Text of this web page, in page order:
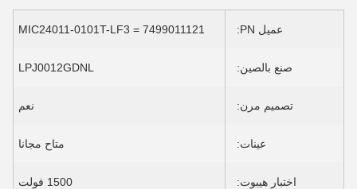
عميل PN: 7499011121 = MIC24011-0101T-LF3
صنع بالصين: LPJ0012GDNL
تصميم مرن: نعم
عينات: متاح مجانا
اختبار هيبوت: 1500 فولت